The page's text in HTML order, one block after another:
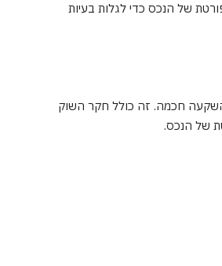
של הנכס כדי לגלות בעיות
חכמה. זה כולל חקר השוק
של הנכס.